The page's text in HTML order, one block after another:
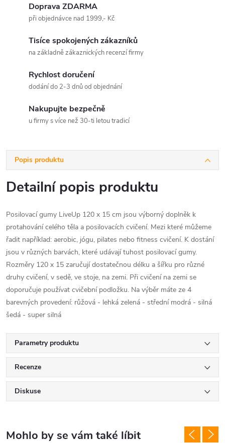
Doprava ZDARMA
při objednávce nad 1999,- Kč
Tisíce spokojených zákazníků
na základně zákaznických recenzí firmy
Rychlost doručení
dodání do 2-3 dnů od objednání
Nakupujte bezpečně
u firmy s více než 30-ti letou tradicí
Popis produktu
Detailní popis produktu
Posilovací gumy LiveUp 120 x 15 cm jsou výborný doplněk k
protahování celého těla a posilovacích cvičení. Mezi které můžeme
řadit například: aerobic, jógu, pilates nebo fitness cvičení. K dostání
jsou v různých barvách, které udávají tuhost posilovací gumy.
Rozměry 120 x 15 zaručují dostatečnou délku a šířku pro různé
druhy cvičení, v sedě, ve stoje, na zemi. Při cvičení na zemi se
doporučuje používat cvičební podložku. Na výběr máte ze 4
barevných provedení: růžová - lehká zelená - střední modrá - silná
šedá - super silná
Parametry produktu
Recenze
Diskuse